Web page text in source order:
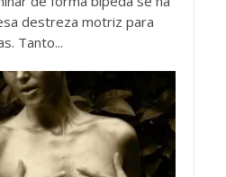
destreza motriz para
Tanto...